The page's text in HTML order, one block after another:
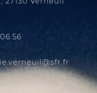
rf.rfs
paroissiale